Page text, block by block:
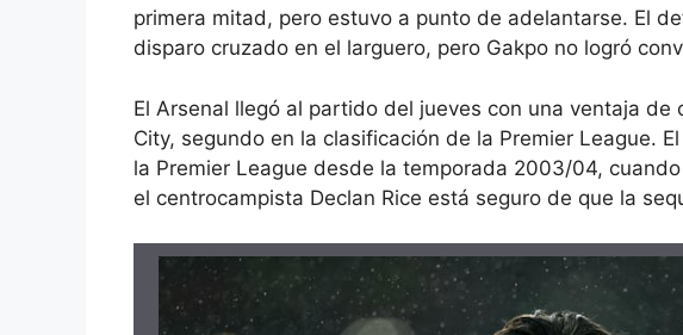
primera mitad, pero estuvo a punto de adelantarse. El
disparo cruzado en el larguero, pero Gakpo no logró
El Arsenal llegó al partido del jueves con una ventaja
City, segundo en la clasificación de la Premier League.
la Premier League desde la temporada 2003/04,
el centrocampista Declan Rice está seguro de que la